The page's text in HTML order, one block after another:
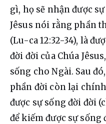
gì, họ sẽ nhận được
Jêsus nói rằng phần
(Lu-ca 12:32-34), là
đời đời của Chúa
sống cho Ngài. Sau
phần đời còn lại
được sự sống đời đời
để kiếm được sự sống